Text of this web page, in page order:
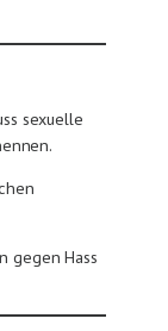
sexuelle
gegen Hass